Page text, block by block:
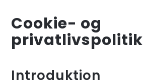
Cookie- og
privatlivspolitik
Introduktion